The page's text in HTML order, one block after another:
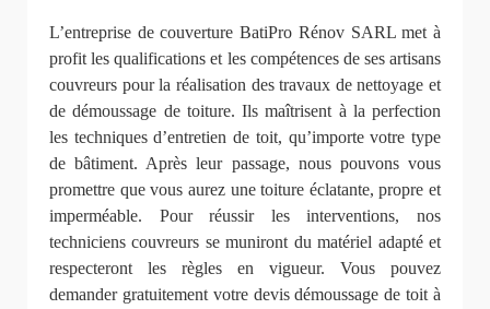
L’entreprise de couverture BatiPro Rénov SARL met à
profit les qualifications et les compétences de ses artisans
couvreurs pour la réalisation des travaux de nettoyage et
de démoussage de toiture. Ils maîtrisent à la perfection
les techniques d’entretien de toit, qu’importe votre type
de bâtiment. Après leur passage, nous pouvons vous
promettre que vous aurez une toiture éclatante, propre et
imperméable. Pour réussir les interventions, nos
techniciens couvreurs se muniront du matériel adapté et
respecteront les règles en vigueur. Vous pouvez
demander gratuitement votre devis démoussage de toit à